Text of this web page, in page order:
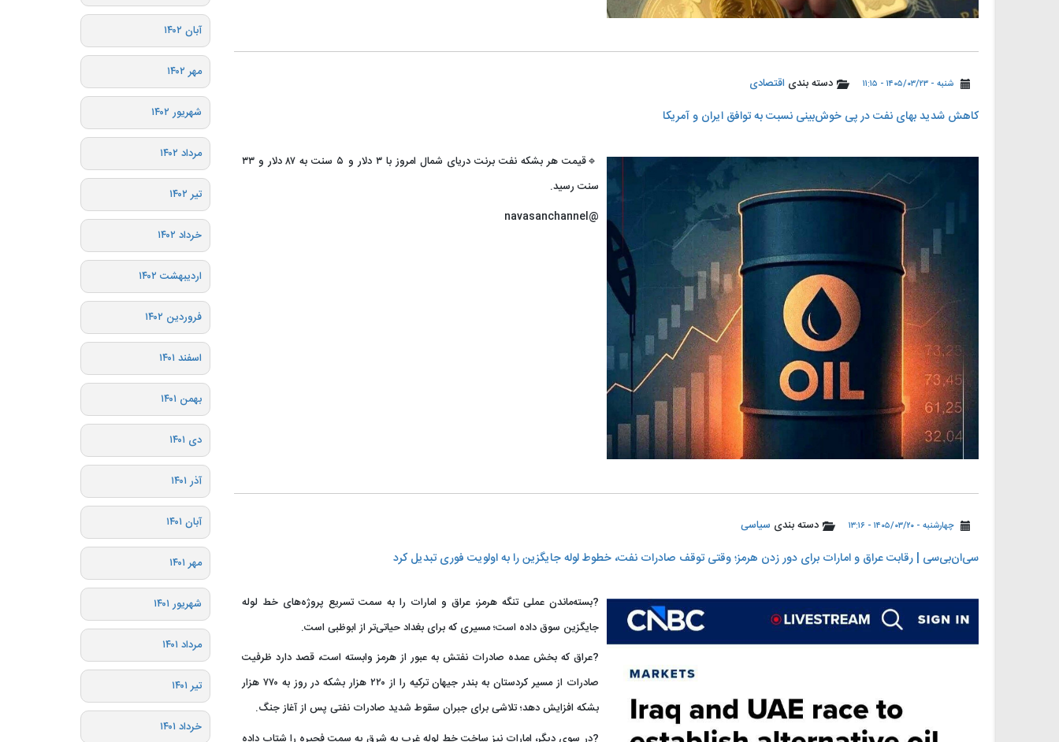
شنبه - ۱۴۰۵/۰۳/۲۳ - ۱۱:۱۵ دسته بندی اقتصادی
کاهش شدید بهای نفت در پی خوش‌بینی نسبت به توافق ایران و آمریکا
🔹قیمت هر بشکه نفت برنت دریای شمال امروز با ۳ دلار و ۵ سنت به ۸۷ دلار و ۳۳
سنت رسید.
@navasanchannel
چهارشنبه - ۱۴۰۵/۰۳/۲۰ - ۱۳:۱۶ دسته بندی سیاسی
سی‌ان‌بی‌سی | رقابت عراق و امارات برای دور زدن هرمز؛ وقتی توقف صادرات نفت، خطوط لوله جایگزین را به اولویت فوری تبدیل کرد
?بسته‌ماندن عملی تنگه هرمز، عراق و امارات را به سمت تسریع پروژه‌های خط لوله
جایگزین سوق داده است؛ مسیری که برای بغداد حیاتی‌تر از ابوظبی است.
?عراق که بخش عمده صادرات نفتش به عبور از هرمز وابسته است، قصد دارد ظرفیت
صادرات از مسیر کردستان به بندر جیهان ترکیه را از ۲۲۰ هزار بشکه در روز به ۷۷۰ هزار
بشکه افزایش دهد؛ تلاشی برای جبران سقوط شدید صادرات نفتی پس از آغاز جنگ.
آبان ۱۴۰۲
مهر ۱۴۰۲
شهریور ۱۴۰۲
مرداد ۱۴۰۲
تیر ۱۴۰۲
خرداد ۱۴۰۲
اردیبهشت ۱۴۰۲
فروردین ۱۴۰۲
اسفند ۱۴۰۱
بهمن ۱۴۰۱
دی ۱۴۰۱
آذر ۱۴۰۱
آبان ۱۴۰۱
مهر ۱۴۰۱
شهریور ۱۴۰۱
مرداد ۱۴۰۱
تیر ۱۴۰۱
خرداد ۱۴۰۱